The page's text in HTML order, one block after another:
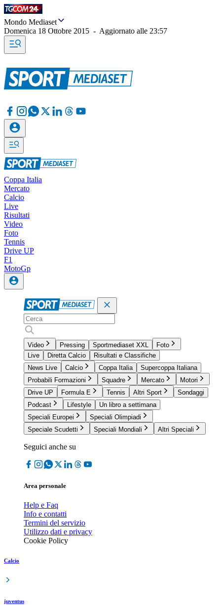
Mondo Mediaset
Domenica 18 Ottobre 2015 - Aggiornato alle 23:57
Coppa Italia
Mercato
Calcio
Live
Risultati
Video
Foto
Tennis
Drive UP
F1
MotoGp
Video Pressing Sportmediaset XXL
Foto
Live
Diretta Calcio
Risultati e Classifiche
News Live
Calcio Coppa Italia
Supercoppa Italiana
Probabili Formazioni
Squadre Mercato
Motori
Drive UP
Formula E Tennis Altri Sport
Sondaggi
Podcast
Lifestyle
Un libro a settimana
Speciali Europei
Speciali Olimpiadi
Speciale Scudetti
Speciali Mondiali Altri Speciali
Seguici anche su
Area personale
Help e Faq
Info e contatti
Termini del servizio
Utilizzo dati e privacy
Cookie Policy
Calcio
juventus